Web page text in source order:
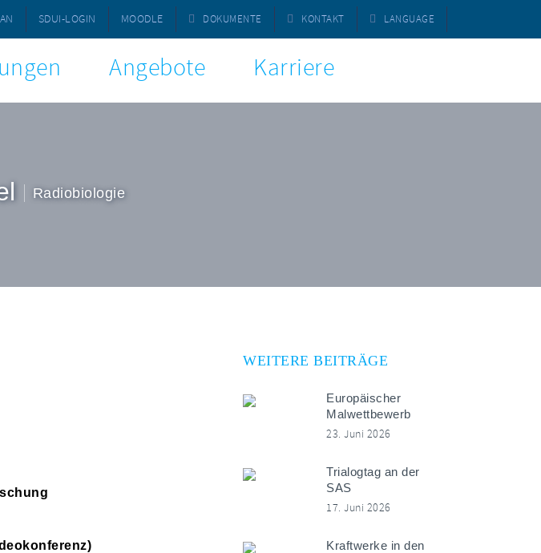
SDUI-LOGIN MOODLE DOKUMENTE KONTAKT LANGUAGE
Angebote Karriere
Radiobiologie
WEITERE BEITRÄGE
Europäischer
Malwettbewerb
23. Juni 2026
Trialogtag an der
SAS
17. Juni 2026
Kraftwerke in den